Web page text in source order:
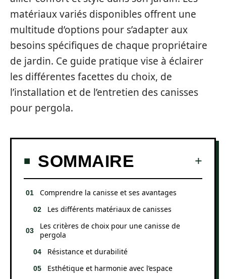
matériaux variés disponibles offrent une
multitude d’options pour s’adapter aux
besoins spécifiques de chaque propriétaire
de jardin. Ce guide pratique vise à éclairer
les différentes facettes du choix, de
l’installation et de l’entretien des canisses
pour pergola.
SOMMAIRE
Comprendre la canisse et ses avantages
Les différents matériaux de canisses
Les critères de choix pour une canisse de
pergola
Résistance et durabilité
Esthétique et harmonie avec l’espace